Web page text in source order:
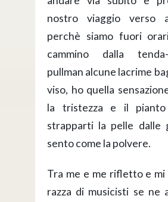
nostro viaggio verso
perchè siamo fuori
cammino dalla
pullman alcune lacrime
viso, ho quella
la tristezza e il pianto
strapparti la pelle dalle
sento come la polvere.
Tra me e me rifletto e mi
razza di musicisti se ne